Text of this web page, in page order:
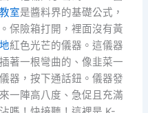
室是醬料界的基礎公式，
保險箱打開，裡面沒有黃
紅色光芒的儀器。這儀器
著一根彎曲的、像韭菜一
器，按下通話鈕。儀器發
一陣高八度、急促且充滿